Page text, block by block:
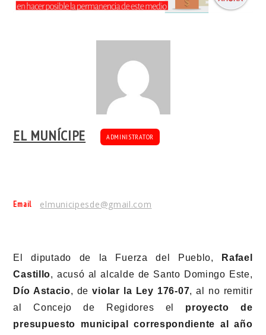
EL MUNÍCIPE ADMINISTRATOR
Email elmunicipesde@gmail.com
El diputado de la Fuerza del Pueblo,
Rafael
Castillo, acusó al alcalde de Santo Domingo Este,
Dío Astacio, deviolar la Ley 176-07, al no remitir
al Concejo de Regidores el proyecto de
presupuesto municipal correspondiente al año